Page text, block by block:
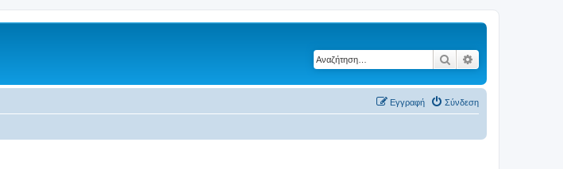
Αναζήτηση
Σύνδεση
Εγγραφή